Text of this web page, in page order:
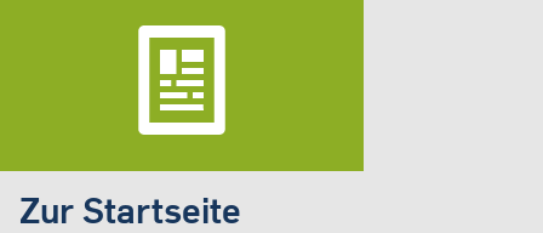
Zur Startseite